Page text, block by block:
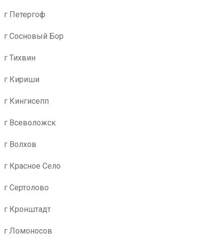
г Петергоф
г Сосновый Бор
г Тихвин
г Кириши
г Кингисепп
г Всеволожск
г Волхов
г Красное Село
г Сертолово
г Кронштадт
г Ломоносов